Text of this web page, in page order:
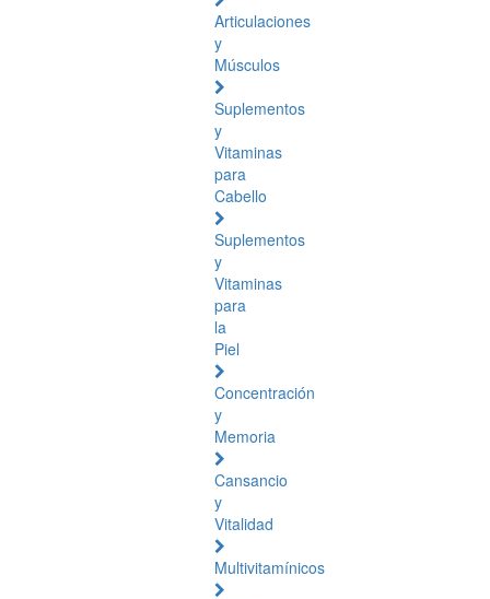
Articulaciones
y
Músculos
Suplementos
y
Vitaminas
para
Cabello
Suplementos
y
Vitaminas
para
la
Piel
Concentración
y
Memoria
Cansancio
y
Vitalidad
Multivitamínicos